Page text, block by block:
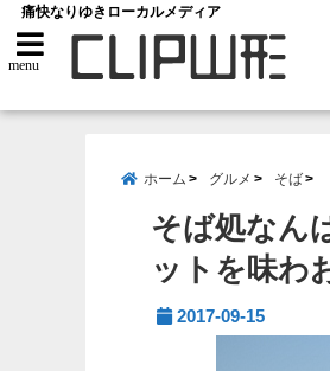
痛快なりゆきローカルメディア
menu
ホーム グルメ そば
そば処なん
ットを味わ
2017-09-15